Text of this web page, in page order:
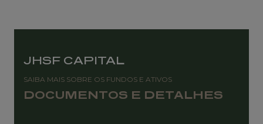
JHSF CAPITAL
SAIBA MAIS SOBRE OS FUNDOS E ATIVOS
DOCUMENTOS E DETALHES